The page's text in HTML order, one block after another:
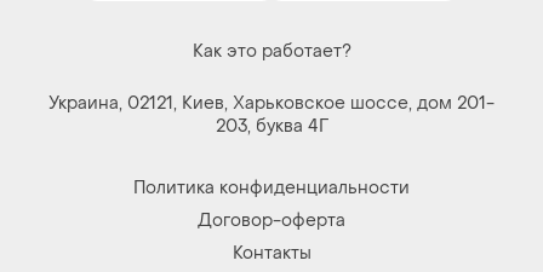
Как это работает?
Украина, 02121, Киев, Харьковское шоссе, дом 201-
203, буква 4Г
Политика конфиденциальности
Договор-оферта
Контакты